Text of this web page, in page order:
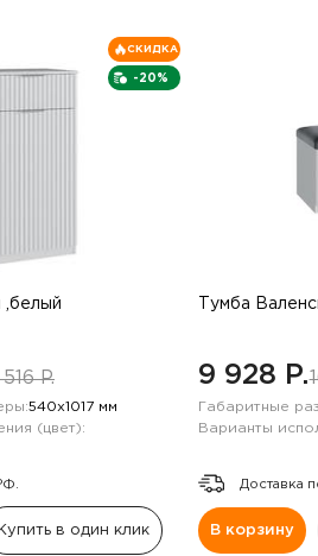
-20%
СКИДКА
,белый
516 P.
540х1017 мм
(цвет):
Купить в один клик
Тумба
9 928 P.
Габаритные
Варианты
Доставка
В корзину